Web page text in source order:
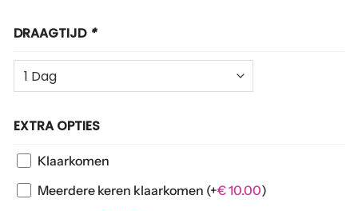
DRAAGTIJD *
EXTRA OPTIES
Klaarkomen
Meerdere keren klaarkomen (+€10.00)